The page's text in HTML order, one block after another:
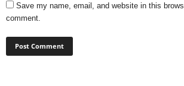
Save my name, email, and website in this
comment.